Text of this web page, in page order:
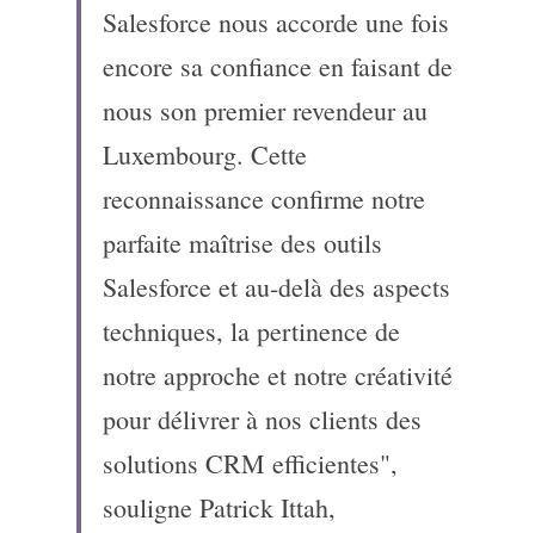
Salesforce nous accorde une fois
encore sa confiance en faisant de
nous son premier revendeur au
Luxembourg. Cette
reconnaissance confirme notre
parfaite maîtrise des outils
Salesforce et au-delà des aspects
techniques, la pertinence de
notre approche et notre créativité
pour délivrer à nos clients des
solutions CRM efficientes",
souligne Patrick Ittah,